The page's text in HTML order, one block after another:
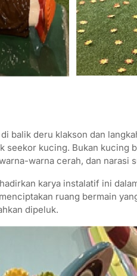
balik deru klakson dan
seekor kucing. Bukan kucing
warna cerah, dan narasi
karya instalatif ini
ruang bermain
dipeluk.